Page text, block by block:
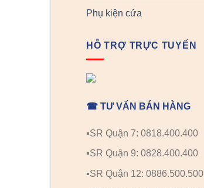
Phụ kiện cửa
HỖ TRỢ TRỰC TUYẾN
☎ TƯ VẤN BÁN HÀNG
▪️SR Quận 7: 0818.400.400
▪️SR Quận 9: 0828.400.400
▪️SR Quận 12: 0886.500.500